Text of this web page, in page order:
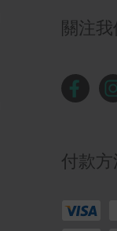
關注我
付款方